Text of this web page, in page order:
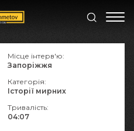
Місце інтерв'ю:
Запоріжжя
Категорія:
Історії мирних
Тривалість:
04:07